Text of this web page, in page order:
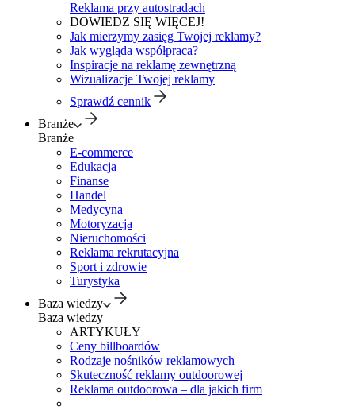
Reklama przy autostradach
DOWIEDZ SIĘ WIĘCEJ!
Jak mierzymy zasięg Twojej reklamy?
Jak wygląda współpraca?
Inspiracje na reklamę zewnętrzną
Wizualizacje Twojej reklamy
Sprawdź cennik
Branże
Branże
E-commerce
Edukacja
Finanse
Handel
Medycyna
Motoryzacja
Nieruchomości
Reklama rekrutacyjna
Sport i zdrowie
Turystyka
Baza wiedzy
Baza wiedzy
ARTYKUŁY
Ceny billboardów
Rodzaje nośników reklamowych
Skuteczność reklamy outdoorowej
Reklama outdoorowa – dla jakich firm